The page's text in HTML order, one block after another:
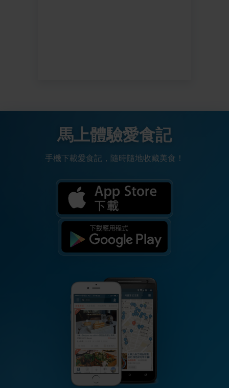
馬上體驗愛食記
手機下載愛食記，隨時隨地收藏美食！